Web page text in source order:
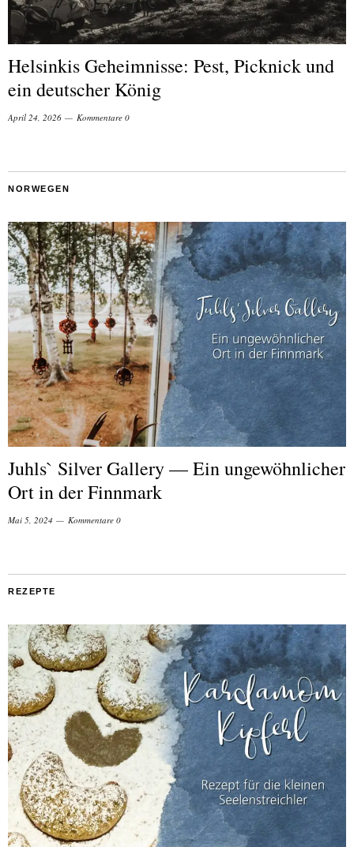
Helsinkis Geheimnisse: Pest, Picknick und
ein deutscher König
April 24, 2026 Kommentare 0
NORWEGEN
Juhls` Silver Gallery — Ein ungewöhnlicher
Ort in der Finnmark
Mai 5, 2024 Kommentare 0
REZEPTE